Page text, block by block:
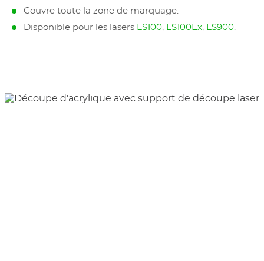
Couvre toute la zone de marquage.
Disponible pour les lasers LS100, LS100Ex, LS900.